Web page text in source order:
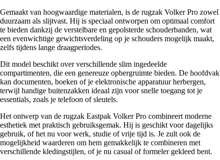
Gemaakt van hoogwaardige materialen, is de rugzak Volker Pro zowel
duurzaam als slijtvast. Hij is speciaal ontworpen om optimaal comfort
te bieden dankzij de verstelbare en gepolsterde schouderbanden, wat
een evenwichtige gewichtsverdeling op je schouders mogelijk maakt,
zelfs tijdens lange draagperiodes.
Dit model beschikt over verschillende slim ingedeelde
compartimenten, die een genereuze opbergruimte bieden. De hoofdvak
kan documenten, boeken of je elektronische apparatuur herbergen,
terwijl handige buitenzakken ideaal zijn voor snelle toegang tot je
essentials, zoals je telefoon of sleutels.
Het ontwerp van de rugzak Eastpak Volker Pro combineert moderne
esthetiek met praktisch gebruiksgemak. Hij is geschikt voor dagelijks
gebruik, of het nu voor werk, studie of vrije tijd is. Je zult ook de
mogelijkheid waarderen om hem gemakkelijk te combineren met
verschillende kledingstijlen, of je nu casual of formeler gekleed bent.